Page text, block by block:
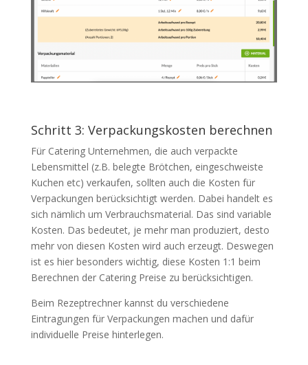
Schritt 3: Verpackungskosten berechnen
Für Catering Unternehmen, die auch verpackte
Lebensmittel (z.B. belegte Brötchen, eingeschweiste
Kuchen etc) verkaufen, sollten auch die Kosten für
Verpackungen berücksichtigt werden. Dabei handelt es
sich nämlich um Verbrauchsmaterial. Das sind variable
Kosten. Das bedeutet, je mehr man produziert, desto
mehr von diesen Kosten wird auch erzeugt. Deswegen
ist es hier besonders wichtig, diese Kosten 1:1 beim
Berechnen der Catering Preise zu berücksichtigen.
Beim Rezeptrechner kannst du verschiedene
Eintragungen für Verpackungen machen und dafür
individuelle Preise hinterlegen.